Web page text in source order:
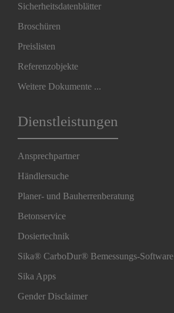
Sicherheitsdatenblätter
Broschüren
Preislisten
Referenzobjekte
Weitere Dokumente ...
Dienstleistungen
Ansprechpartner
Händlersuche
Planer- und Bauherrenberatung
Betonservice
Dosiertechnik
Sika® CarboDur® Bemessungs-Software
Sika Apps
Gender Disclaimer